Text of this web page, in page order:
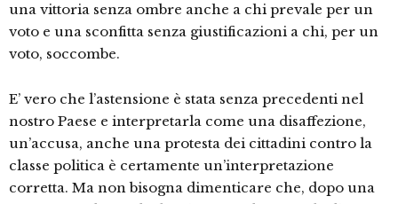
una vittoria senza ombre anche a chi prevale per un
voto e una sconfitta senza giustificazioni a chi, per un
voto, soccombe.
E’ vero che l’astensione è stata senza precedenti nel
nostro Paese e interpretarla come una disaffezione,
un’accusa, anche una protesta dei cittadini contro la
classe politica è certamente un’interpretazione
corretta. Ma non bisogna dimenticare che, dopo una